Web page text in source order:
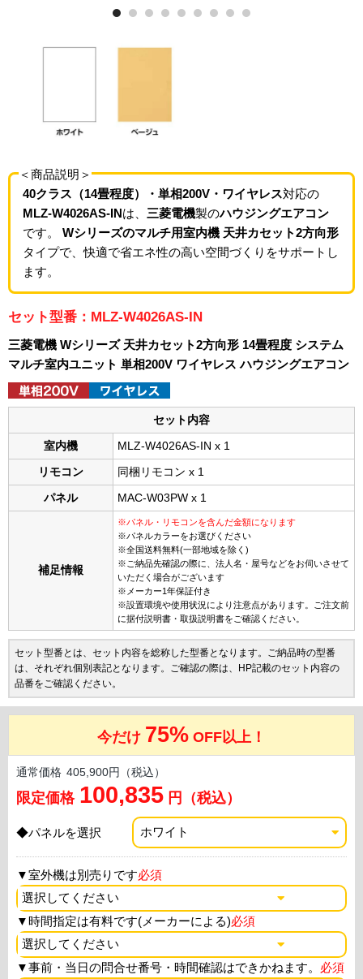
＜商品説明＞
40クラス（14畳程度）・単相200V・ワイヤレス対応の
MLZ-W4026AS-INは、 三菱電機製のハウジングエアコン
です。 Wシリーズのマルチ用室内機 天井カセット2方向形
タイプで、快適で省エネ性の高い空間づくりをサポートし
ます。
セット型番：MLZ-W4026AS-IN
三菱電機 Wシリーズ 天井カセット2方向形 14畳程度 システム
マルチ室内ユニット 単相200V ワイヤレス ハウジングエアコン
セット内容
室内機 MLZ-W4026AS-IN x 1
リモコン 同梱リモコン x 1
パネル MAC-W03PW x 1
補足情報
※パネル・リモコンを含んだ金額になります
※パネルカラーをお選びください
※全国送料無料(一部地域を除く)
※ご納品先確認の際に、法人名・屋号などをお伺いさせて
いただく場合がございます
※メーカー1年保証付き
※設置環境や使用状況により注意点があります。ご注文前
に据付説明書・取扱説明書をご確認ください。
セット型番とは、セット内容を総称した型番となります。ご納品時の型番
は、それぞれ個別表記となります。ご確認の際は、HP記載のセット内容の
品番をご確認ください。
今だけ 75% OFF以上！
通常価格 405,900円（税込）
限定価格 100,835 円（税込）
◆パネルを選択
▼室外機は別売りです必須
▼時間指定は有料です(メーカーによる)必須
▼事前・当日の問合せ番号・時間確認はできかねます。 必須